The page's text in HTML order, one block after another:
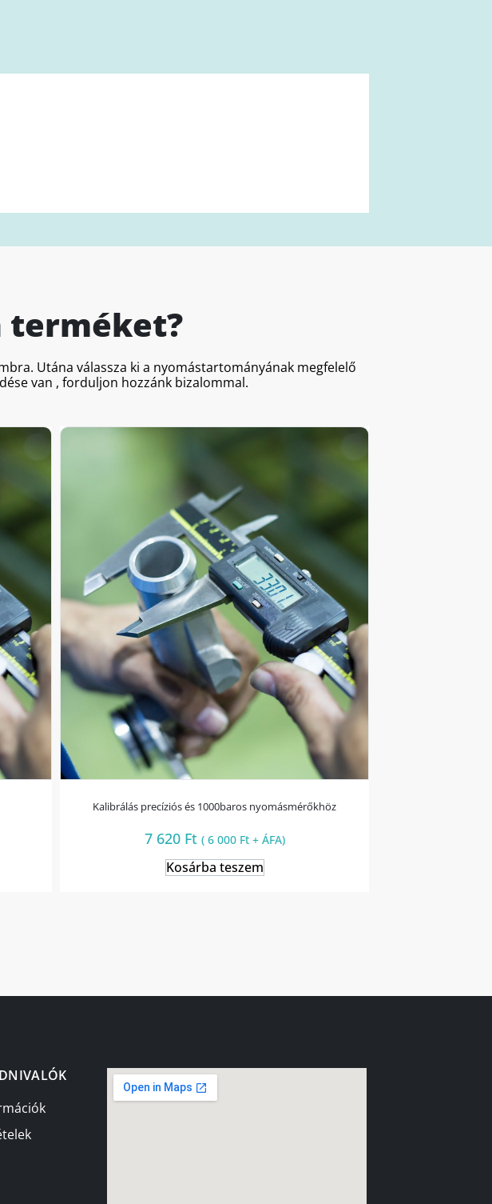
terméket?
Utána válassza ki a nyomástartományának megfelelő
van , forduljon hozzánk bizalommal.
Kalibrálás precíziós és 1000baros nyomásmérőkhöz
7 620 Ft ( 6 000 Ft+ ÁFA)
Kosárba teszem